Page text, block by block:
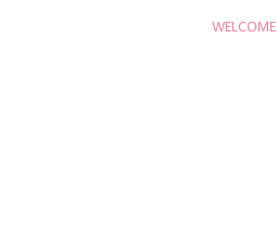
WELCOME